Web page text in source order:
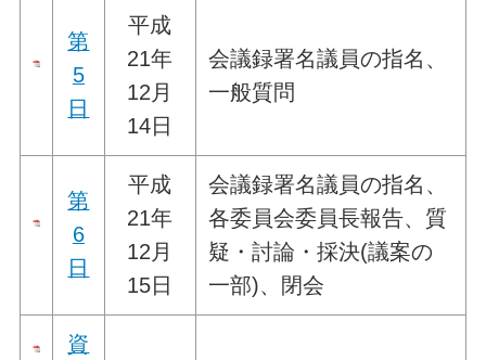
第
5
日
平成
21年
12月
14日
会議録署名議員の指名、
一般質問
第
6
日
平成
21年
12月
15日
会議録署名議員の指名、
各委員会委員長報告、質
疑・討論・採決(議案の
一部)、閉会
資